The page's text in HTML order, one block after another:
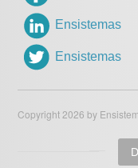
Ensistemas
Ensistemas
Copyright 2026 by